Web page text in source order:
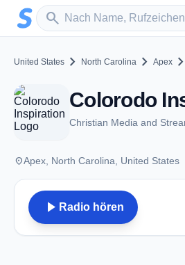
Zum Hauptinhalt springen
search
Sender suchen
United States chevron_right North Carolina chevron_right Apex chevron_right
placeApex, North Carolina, United States
play_arrow Radio hören